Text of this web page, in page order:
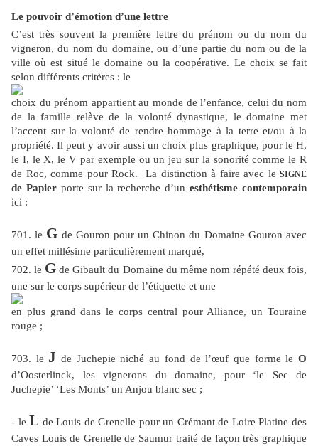
Le pouvoir d’émotion d’une lettre
C’est très souvent la première lettre du prénom ou du nom du
vigneron, du nom du domaine, ou d’une partie du nom ou de la
ville où est situé le domaine ou la coopérative. Le choix se fait
selon différents critères : le
choix du prénom appartient au monde de l’enfance, celui du nom
de la famille relève de la volonté dynastique, le domaine met
l’accent sur la volonté de rendre hommage à la terre et/ou à la
propriété. Il peut y avoir aussi un choix plus graphique, pour le H,
le I, le X, le V par exemple ou un jeu sur la sonorité comme le R
de Roc, comme pour Rock.
La distinction à faire avec le SIGNE
de Papier porte sur la recherche d’unesthétisme contemporain
ici :
701. le G de Gouron pour un Chinon du Domaine Gouron avec
un effet millésime particulièrement marqué,
702. le G de Gibault du Domaine du même nom répété deux fois,
une sur le corps supérieur de l’étiquette et une
en plus grand dans le corps central pour Alliance, un Touraine
rouge ;
703. le J de Juchepie niché au fond de l’œuf que forme leO
d’Oosterlinck, les vignerons du domaine, pour ‘le Sec de
Juchepie’ ‘Les Monts’ un Anjou blanc sec ;
- le L de Louis de Grenelle pour un Crémant de Loire Platine des
Caves Louis de Grenelle de Saumur traité de façon très graphique